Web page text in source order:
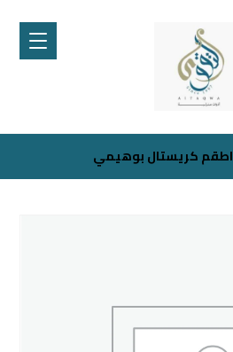
اطقم كريستال بوهيمي